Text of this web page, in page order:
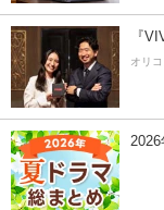
『
オリ